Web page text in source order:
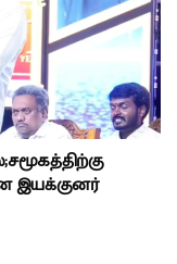
இயக்குனர்